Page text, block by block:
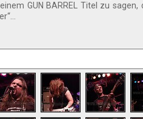
GUN BARREL Titel zu